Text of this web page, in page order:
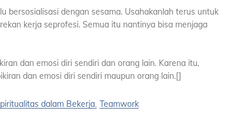
bersosialisasi dengan sesama. Usahakanlah terus untuk
kerja seprofesi. Semua itu nantinya bisa menjaga
dan emosi diri sendiri dan orang lain. Karena itu,
dan emosi diri sendiri maupun orang lain.[]
dalam Bekerja Teamwork